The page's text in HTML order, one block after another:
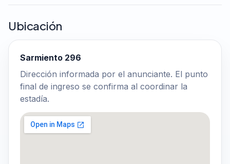
Ubicación
Sarmiento 296
Dirección informada por el anunciante. El punto
final de ingreso se confirma al coordinar la
estadía.